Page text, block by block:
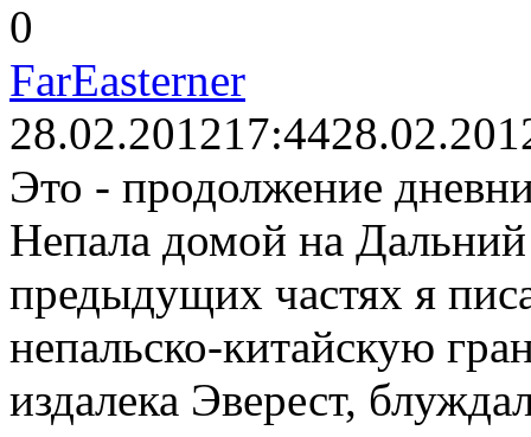
0
FarEasterner
28.02.201217:44
Это - продолжение
Непала домой на
предыдущих частях я
непальско-китайскую
издалека Эверест,